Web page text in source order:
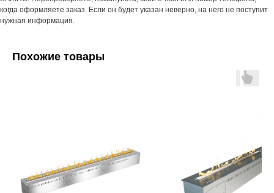
когда оформляете заказ. Если он будет указан неверно, на него не поступит
нужная информация.
Похожие товары